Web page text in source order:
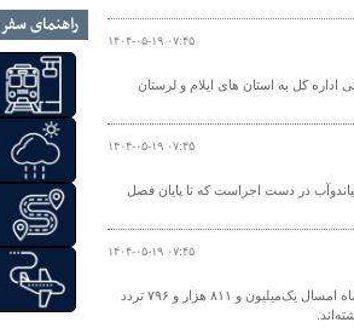
راهنمای سفر
۱۴۰۴-۰۵-۱۹ ۰۷:۴۵
اداره کل به استان های ایلام و لرستان
۱۴۰۴-۰۵-۱۹ ۰۷:۴۵
محورهای شهرستان میاندوآب در دست اجراست که تا پایان فصل
۱۴۰۴-۰۵-۱۹ ۰۷:۴۵
مدیر اداره مدیریت راههای اداره کل راهداری و حمل و نقل جاده ای گلستان گفت: در تیرماه امسال یک‌میلیون و ۸۱۱ هزار و ۷۹۶ تردد